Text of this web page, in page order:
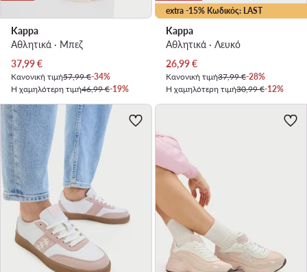
Kappa
Αθλητικά · Μπεζ
Τρέχουσα τιμή
37,99€
Κανονική τιμή57,99 €-34%
Η χαμηλότερη τιμή46,99 €-19%
extra -15% Κωδικός: LAST
Kappa
Αθλητικά · Λευκό
Τρέχουσα τιμή
26,99€
Κανονική τιμή37,99 €-28%
Η χαμηλότερη τιμή30,99 €-12%